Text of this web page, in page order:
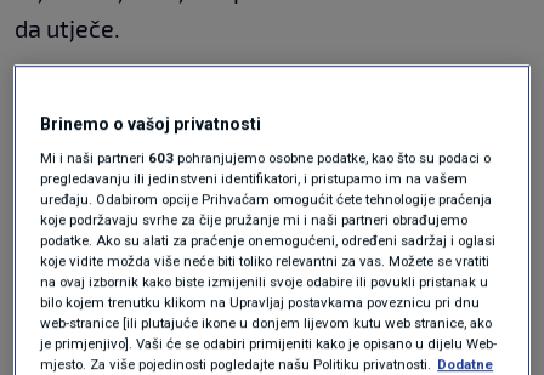
da utječe.
kineskih studenata na prijemnom ispitu za
sveučilište, koji je po važnosti usporediv s
našom maturom.
Znamo koja su najtraženija
zanimanja. Donosimo popis onih
drugih za koja se preporučuju manje
upisne kvote
VIJESTI|9. svi.
Brinemo o vašoj privatnosti
Mi i naši partneri 603 pohranjujemo osobne podatke, kao što su podaci o
pregledavanju ili jedinstveni identifikatori, i pristupamo im na vašem
uređaju. Odabirom opcije Prihvaćam omogućit ćete tehnologije praćenja
koje podržavaju svrhe za čije pružanje mi i naši partneri obrađujemo
podatke. Ako su alati za praćenje onemogućeni, određeni sadržaj i oglasi
koje vidite možda više neće biti toliko relevantni za vas. Možete se vratiti
na ovaj izbornik kako biste izmijenili svoje odabire ili povukli pristanak u
bilo kojem trenutku klikom na Upravljaj postavkama poveznicu pri dnu
web-stranice [ili plutajuće ikone u donjem lijevom kutu web stranice, ako
je primjenjivo]. Vaši će se odabiri primijeniti kako je opisano u dijelu Web-
mjesto. Za više pojedinosti pogledajte našu Politiku privatnosti. Dodatne